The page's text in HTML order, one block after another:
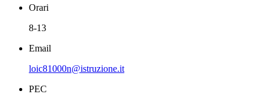
Orari
8-13
Email
loic81000n@istruzione.it
PEC